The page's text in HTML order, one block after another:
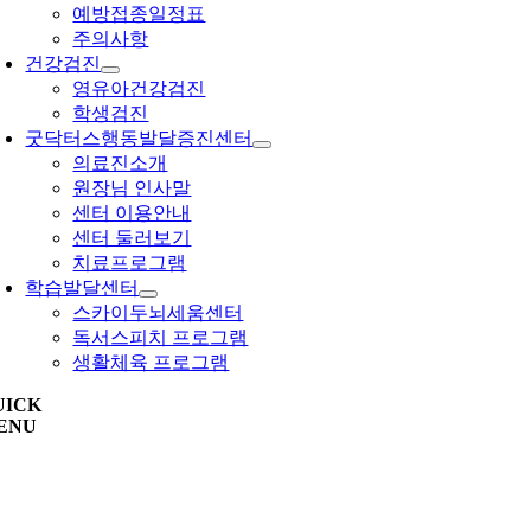
예방접종일정표
주의사항
건강검진
영유아건강검진
학생검진
굿닥터스행동발달증진센터
의료진소개
원장님 인사말
센터 이용안내
센터 둘러보기
치료프로그램
학습발달센터
스카이두뇌세움센터
독서스피치 프로그램
생활체육 프로그램